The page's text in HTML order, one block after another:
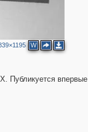
W
Публикуется впервые